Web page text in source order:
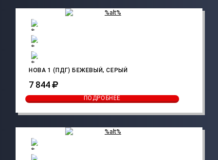
НОВА 1 (ПДГ) БЕЖЕВЫЙ, СЕРЫЙ
7 844
ПОДРОБНЕЕ